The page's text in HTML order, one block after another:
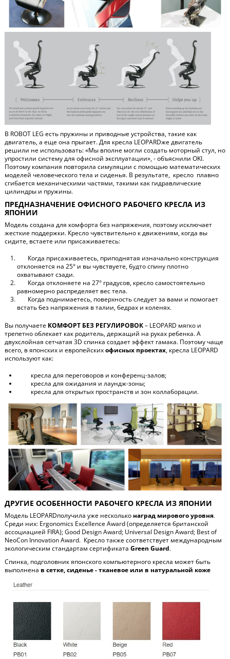
В ROBOT LEG есть пружины и приводные устройства, такие как
двигатель, а еще она прыгает. Для кресла LEOPARDжедвигатель
решили не использовать: «Мы вполне могли создать моторный стул, но
упростили систему для офисной эксплуатации», - объяснили OKI.
Поэтому компания повторила симуляции с помощью математических
моделей человеческого тела и сиденья. В результате, кресло плавно
сгибается механическими частями, такими как гидравлические
цилиндры и пружины.
ПРЕДНАЗНАЧЕНИЕ ОФИСНОГО РАБОЧЕГО КРЕСЛА ИЗ
ЯПОНИИ
Модель создана для комфорта без напряжения, поэтому исключает
жесткие поддержки. Кресло чувствительно к движениям, когда вы
сидите, встаете или присаживаетесь:
Когда присаживаетесь, приподнятая изначально конструкция
отклоняется на 25° и вы чувствуете, будто спину плотно
охватывают сзади.
Когда отклоняете на 27° градусов, кресло самостоятельно
равномерно распределяет вес тела.
Когда поднимаетесь, поверхность следует за вами и помогает
встать без напряжения в талии, бедрах и коленях.
Вы получаете КОМФОРТ БЕЗ РЕГУЛИРОВОК– LEOPARD мягко и
трепетно облекает как родитель, держащий на руках ребенка. А
двухслойная сетчатая 3D спинка создает эффект гамака. Поэтому чаще
всего, в японских и европейскихофисных проектах, кресла LEOPARD
используют как:
кресла для переговоров и конференц-залов;
кресла для ожидания и лаундж-зоны;
кресла для открытых пространств и зон коллаборации.
ДРУГИЕ ОСОБЕННОСТИ РАБОЧЕГО КРЕСЛА ИЗ ЯПОНИИ
Модель LEOPARDполучила уже несколько наград мирового уровня.
Среди них: Ergonomics Excellence Award (определяется британской
ассоциацией FIRA); Good Design Award; Universal Design Award; Best of
NeoCon Innovation Award. Кресло также соответствует международным
экологическим стандартам сертификата Green Guard.
Спинка, подголовник японского компьютерного кресла может быть
выполнена в сетке, сиденье - тканевое или в натуральной коже